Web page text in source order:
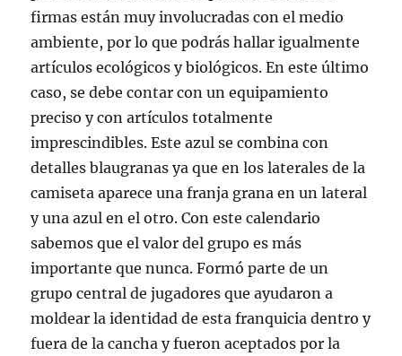
firmas están muy involucradas con el medio
ambiente, por lo que podrás hallar igualmente
artículos ecológicos y biológicos. En este último
caso, se debe contar con un equipamiento
preciso y con artículos totalmente
imprescindibles. Este azul se combina con
detalles blaugranas ya que en los laterales de la
camiseta aparece una franja grana en un lateral
y una azul en el otro. Con este calendario
sabemos que el valor del grupo es más
importante que nunca. Formó parte de un
grupo central de jugadores que ayudaron a
moldear la identidad de esta franquicia dentro y
fuera de la cancha y fueron aceptados por la